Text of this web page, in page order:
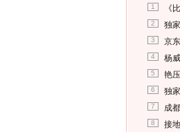
1 《
2 独
3 京
4 杨
5 艳
6 独
7 成
8 接